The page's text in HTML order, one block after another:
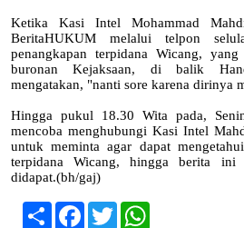
Ketika Kasi Intel Mohammad
BeritaHUKUM melalui telpon
penangkapan terpidana Wicang,
buronan Kejaksaan, di balik
mengatakan, "nanti sore karena dirinya
Hingga pukul 18.30 Wita pada,
mencoba menghubungi Kasi Intel
untuk meminta agar dapat
terpidana Wicang, hingga berita ini
didapat.(bh/gaj)
ShareFacebook
TwitterWhatsApp